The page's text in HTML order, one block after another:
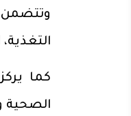
وتتضمن
كما
الصحية